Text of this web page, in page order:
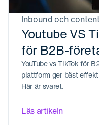
Inbound och
Youtube VS
för B2B-
YouTube vs TikTok för
plattform ger bäst
Här är svaret.
Läs artikeln